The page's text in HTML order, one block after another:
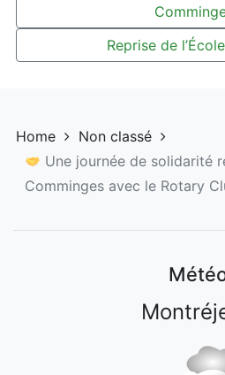
Reprise de
Home
Non classé
Une journée de solidarité
Comminges avec le Rotary